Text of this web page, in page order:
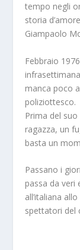
tempo negli
storia
Giampaolo
Febbraio
manca poco
poliziottesco.
Prima del
ragazza, un
basta un
Passano i
passa da veri
all’italiana
spettatori del